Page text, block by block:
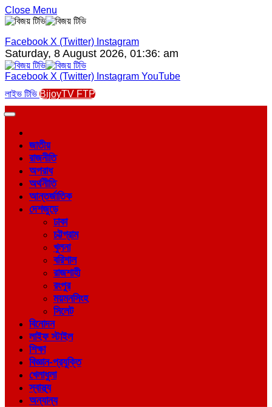
Close Menu
Facebook X (Twitter) Instagram
Saturday, 8 August 2026, 01:36: am
Facebook X (Twitter) Instagram YouTube
লাইভ টিভি BijoyTV FTP
জাতীয়
রাজনীতি
অপরাধ
অর্থনীতি
আন্তর্জাতিক
দেশজুড়ে
ঢাকা
চট্টগ্রাম
খুলনা
বরিশাল
রাজশাহী
রংপুর
ময়মনসিংহ
সিলেট
বিনোদন
লাইফ স্টাইল
শিক্ষা
বিজ্ঞান-প্রযুক্তি
খেলাধুলা
স্বাস্থ্য
অন্যান্য